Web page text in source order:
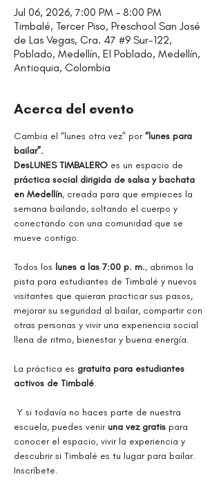
Jul 06, 2026, 7:00 PM – 8:00 PM
Timbalé, Tercer Piso, Preschool San José
de Las Vegas, Cra. 47 #9 Sur-122,
Poblado, Medellín, El Poblado, Medellín,
Antioquia, Colombia
Acerca del evento
Cambia el “lunes otra vez” por “lunes para
bailar”.
DesLUNES TIMBALERO es un espacio de
práctica social dirigida de salsa y bachata
en Medellín, creada para que empieces la
semana bailando, soltando el cuerpo y
conectando con una comunidad que se
mueve contigo.
Todos los lunes a las 7:00 p. m., abrimos la
pista para estudiantes de Timbalé y nuevos
visitantes que quieran practicar sus pasos,
mejorar su seguridad al bailar, compartir con
otras personas y vivir una experiencia social
llena de ritmo, bienestar y buena energía.
La práctica es gratuita para estudiantes
activos de Timbalé.
escuela, puedes venir una vez gratis para
conocer el espacio, vivir la experiencia y
descubrir si Timbalé es tu lugar para bailar.
Inscríbete.